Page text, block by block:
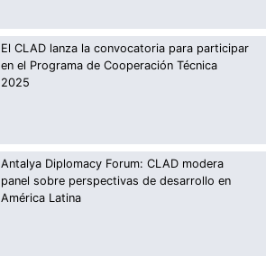
El CLAD lanza la convocatoria para participar
en el Programa de Cooperación Técnica
2025
Antalya Diplomacy Forum: CLAD modera
panel sobre perspectivas de desarrollo en
América Latina